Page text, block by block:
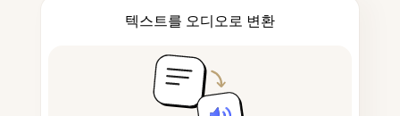
텍스트를 오디오로 변환